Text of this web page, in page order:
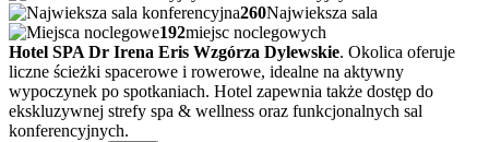
260Najwieksza sala
192miejsc noclegowych
Hotel SPA Dr Irena Eris Wzgórza Dylewskie. Okolica oferuje
liczne ścieżki spacerowe i rowerowe, idealne na aktywny
wypoczynek po spotkaniach. Hotel zapewnia także dostęp do
ekskluzywnej strefy spa & wellness oraz funkcjonalnych sal
konferencyjnych.